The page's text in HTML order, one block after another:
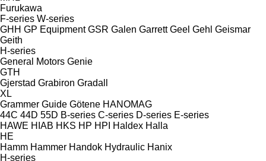
Furukawa
F-series W-series
GHH GP Equipment GSR Galen Garrett Geel Gehl Geismar
Geith
H-series
General Motors Genie
GTH
Gjerstad Grabiron Gradall
XL
Grammer Guide Götene HANOMAG
44C 44D 55D B-series C-series D-series E-series
HAWE HIAB HKS HP HPI Haldex Halla
HE
Hamm Hammer Handok Hydraulic Hanix
H-series